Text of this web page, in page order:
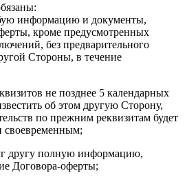
информацию и документы,
кроме предусмотренных
без предварительного
Стороны, в течение
не позднее 5 календарных
об этом другую Сторону,
по прежним реквизитам будет
своевременным;
другу полную информацию,
Договора-оферты;